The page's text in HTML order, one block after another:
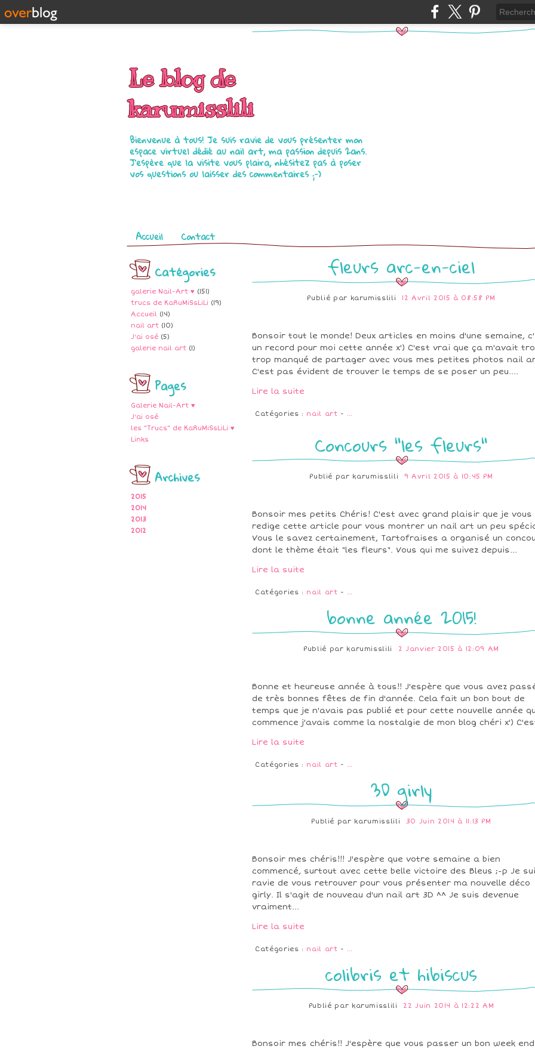
Le blog de
karumisslili
Bienvenue à tous! Je suis ravie de vous présenter mon
espace virtuel dédié au nail art, ma passion depuis 2ans.
J'espère que la visite vous plaira, nhésitez pas à poser
vos questions ou laisser des commentaires ;-)
Pages
Accueil Contact
Catégories
galerie Nail-Art ♥ (151)
trucs de KaRuMiSsLiLi (19)
Accueil (14)
nail art (10)
J'ai osé (5)
galerie nail art (1)
Pages
Galerie Nail-Art ♥
J'ai osé
les "Trucs" de KaRuMiSsLiLi ♥
Links
Archives
2015
2014
2013
2012
fleurs arc-en-ciel
Publié par karumisslili 12 Avril 2015 à 08:58 PM
Bonsoir tout le monde! Deux articles en moins d'une semaine,
un record pour moi cette année x') C'est vrai que ça m'avait
trop manqué de partager avec vous mes petites photos nail
C'est pas évident de trouver le temps de se poser un peu....
Lire la suite
Catégories : nail art - …
Concours "les fleurs"
Publié par karumisslili 9 Avril 2015 à 10:45 PM
Bonsoir mes petits Chéris! C'est avec grand plaisir que je vous
redige cette article pour vous montrer un nail art un peu
Vous le savez certainement, Tartofraises a organisé un
dont le thème était "les fleurs". Vous qui me suivez depuis...
Lire la suite
Catégories : nail art - …
bonne année 2015!
Publié par karumisslili 2 Janvier 2015 à 12:09 AM
Bonne et heureuse année à tous!! J'espère que vous avez
de très bonnes fêtes de fin d'année. Cela fait un bon bout de
temps que je n'avais pas publié et pour cette nouvelle année
commence j'avais comme la nostalgie de mon blog chéri x')
Lire la suite
Catégories : nail art - …
3D girly
Publié par karumisslili 30 Juin 2014 à 11:13 PM
Bonsoir mes chéris!!! J'espère que votre semaine a bien
commencé, surtout avec cette belle victoire des Bleus ;-p Je
ravie de vous retrouver pour vous présenter ma nouvelle déco
girly. Il s'agit de nouveau d'un nail art 3D ^^ Je suis devenue
vraiment...
Lire la suite
Catégories : nail art - …
colibris et hibiscus
Publié par karumisslili 22 Juin 2014 à 12:22 AM
Bonsoir mes chéris!! J'espère que vous passer un bon week